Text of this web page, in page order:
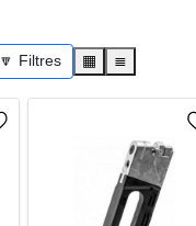
🔽 Filtres ▦ ≣